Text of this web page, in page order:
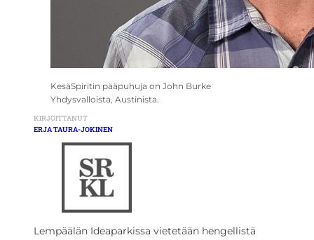
KesäSpiritin pääpuhuja on John Burke
Yhdysvalloista, Austinista.
KIRJOITTANUT
ERJA TAURA-JOKINEN
Lempäälän Ideaparkissa vietetään hengellistä